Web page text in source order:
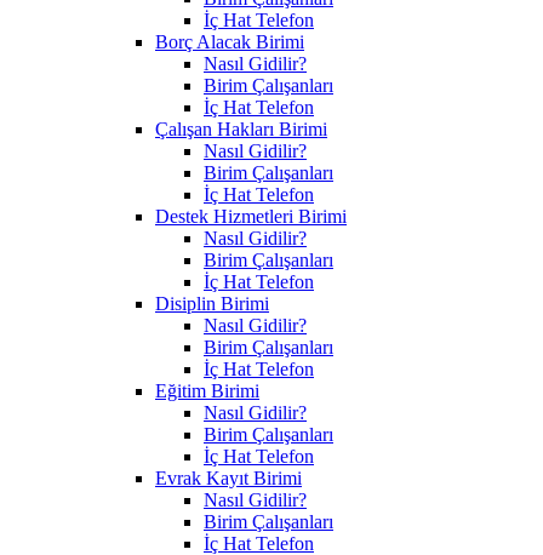
İç Hat Telefon
Borç Alacak Birimi
Nasıl Gidilir?
Birim Çalışanları
İç Hat Telefon
Çalışan Hakları Birimi
Nasıl Gidilir?
Birim Çalışanları
İç Hat Telefon
Destek Hizmetleri Birimi
Nasıl Gidilir?
Birim Çalışanları
İç Hat Telefon
Disiplin Birimi
Nasıl Gidilir?
Birim Çalışanları
İç Hat Telefon
Eğitim Birimi
Nasıl Gidilir?
Birim Çalışanları
İç Hat Telefon
Evrak Kayıt Birimi
Nasıl Gidilir?
Birim Çalışanları
İç Hat Telefon